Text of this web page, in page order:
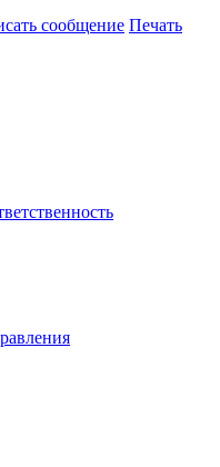
сообщение Печать